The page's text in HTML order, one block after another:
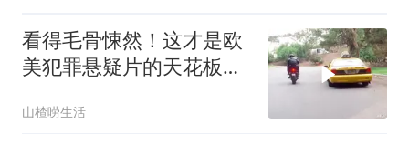
看得毛骨悚然！这才是欧
美犯罪悬疑片的天花板，
山楂唠生活